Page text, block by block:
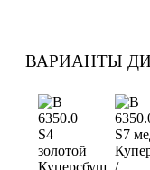
ВАРИАНТЫ